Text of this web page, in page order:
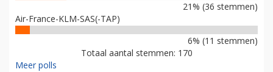
21% (36 stemmen)
Air-France-KLM-SAS(-TAP)
6% (11 stemmen)
Totaal aantal stemmen: 170
Meer polls